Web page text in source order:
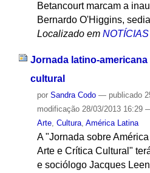
Betancourt marcam a
Bernardo O'Higgins,
Localizado em NOTÍCIAS
Jornada latino-
cultural
por Sandra Codo — publicado
modificação28/03/2013 16:29
Arte, Cultura, América Latina
A "Jornada sobre
Arte e Crítica Cultural"
e sociólogo Jacques